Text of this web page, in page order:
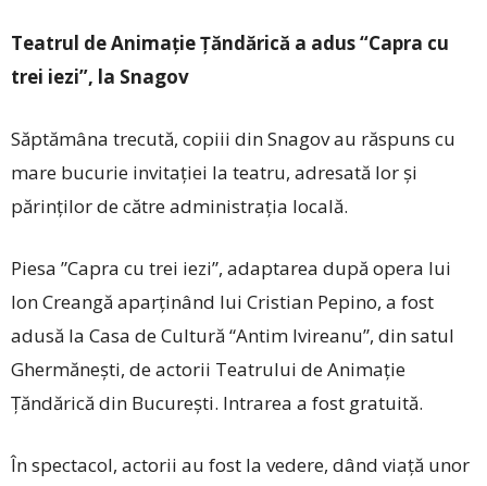
Teatrul de Animație Țăndărică a adus “Capra cu
trei iezi”, la Snagov
Săptămâna trecută, copiii din Snagov au răspuns cu
mare bucurie invitației la teatru, adresată lor și
părinților de către administrația locală.
Piesa ”Capra cu trei iezi”, adaptarea după opera lui
Ion Creangă aparținând lui Cristian Pepino, a fost
adusă la Casa de Cultură “Antim Ivireanu”, din satul
Ghermănești, de actorii Teatrului de Animație
Ţăndărică din București. Intrarea a fost gratuită.
În spectacol, actorii au fost la vedere, dând viață unor